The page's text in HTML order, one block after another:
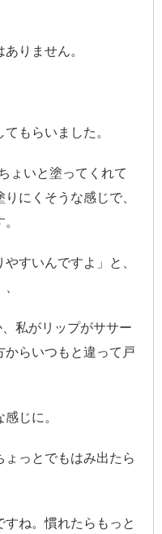
りません。
もらいました。
ょいと塗ってくれて
にくそうな感じで、
すいんですよ」と、
私がリップがササー
からいつもと違って戸
じに。
っとでもはみ出たら
ね。慣れたらもっと